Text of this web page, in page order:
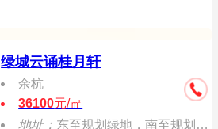
绿城云诵桂月轩
余杭
36100元/㎡
地址： 东至规划绿地，南至规划盐铁塘街，西 至景腾北路，北至规划道路